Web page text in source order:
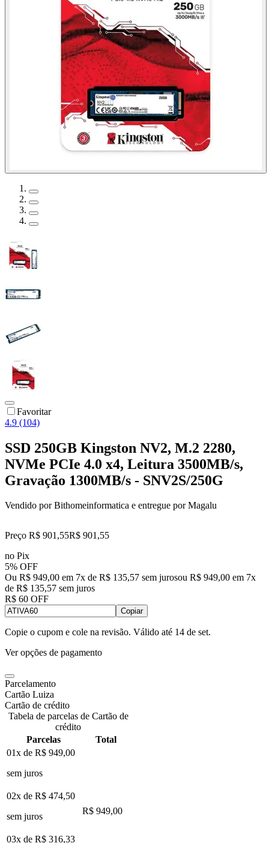
Favoritar
4.9 (104)
SSD 250GB Kingston NV2, M.2 2280,
NVMe PCIe 4.0 x4, Leitura 3500MB/s,
Gravação 1300MB/s - SNV2S/250G
Vendido porBithomeinformatica e entregue por Magalu
Preço R$ 901,55R$ 901,55
no Pix
5% OFF
Ou R$ 949,00 em 7x de R$ 135,57 sem jurosou R$ 949,00 em 7x
de R$ 135,57 sem juros
R$ 60 OFF
Copiar
Copie o cupom e cole na revisão. Válido até 14 de set.
Ver opções de pagamento
Parcelamento
Cartão Luiza
Cartão de crédito
Tabela de parcelas de Cartão de
crédito
Parcelas
Total
01x de R$ 949,00
sem juros
02x de R$ 474,50
sem juros
R$ 949,00
03x de R$ 316,33